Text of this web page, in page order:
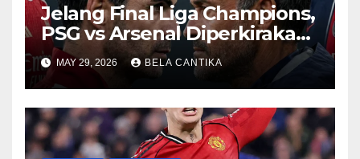
Jelang Final Liga Champions,
PSG vs Arsenal Diperkirakan
Sengit
MAY 29, 2026 BELA CANTIKA